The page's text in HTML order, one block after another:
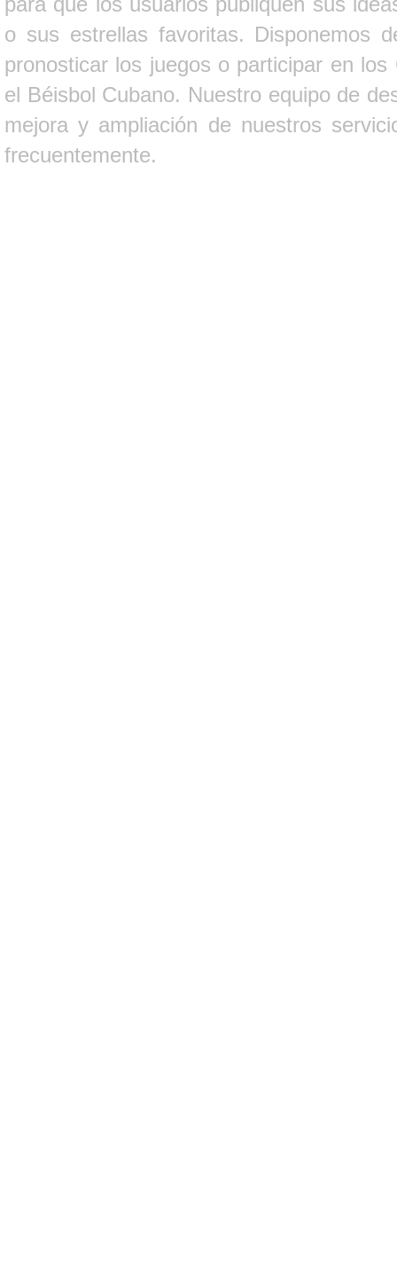
o sus estrellas favoritas. Disponemos
pronosticar los juegos o participar en
el Béisbol Cubano. Nuestro equipo de
mejora y ampliación de nuestros
frecuentemente.